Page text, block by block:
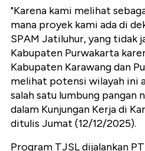
"Karena kami melihat
mana proyek kami ada di
SPAM Jatiluhur, yang tidak
Kabupaten Purwakarta
Kabupaten Karawang dan
melihat potensi wilayah ini
salah satu lumbung pangan
dalam Kunjungan Kerja di
ditulis Jumat (12/12/2025).
Program TJSL dijalankan